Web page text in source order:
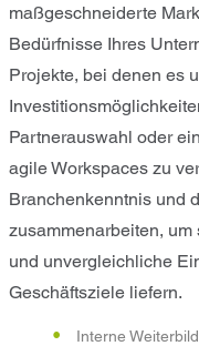
maßgeschneiderte
Bedürfnisse Ihres
Projekte, bei denen es
Partnerauswahl oder
agile Workspaces zu
Branchenkenntnis und
zusammenarbeiten,
und unvergleichliche
Geschäftsziele liefern.
Interne